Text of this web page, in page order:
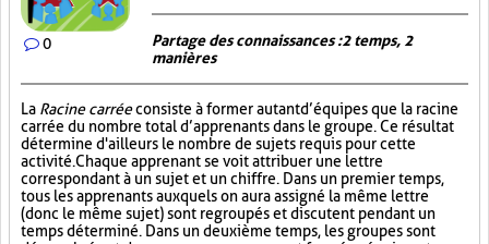
0
Partage des connaissances : 2 temps, 2
manières
La Racine carréeconsiste à former autant d’équipes que la racine
carrée du nombre total d’apprenants dans le groupe. Ce résultat
détermine d'ailleurs le nombre de sujets requis pour cette
activité. Chaque apprenant se voit attribuer une lettre
correspondant à un sujet et un chiffre. Dans un premier temps,
tous les apprenants auxquels on aura assigné la même lettre
(donc le même sujet) sont regroupés et discutent pendant un
temps déterminé. Dans un deuxième temps, les groupes sont